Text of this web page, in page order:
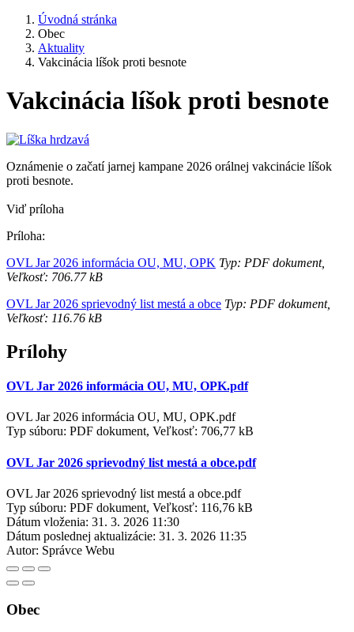
Úvodná stránka
Obec
Aktuality
Vakcinácia líšok proti besnote
Vakcinácia líšok proti besnote
Oznámenie o začatí jarnej kampane 2026 orálnej vakcinácie líšok
proti besnote.
Viď príloha
Príloha:
OVL Jar 2026 informácia OU, MU, OPK Typ: PDF dokument,
Veľkosť: 706.77 kB
OVL Jar 2026 sprievodný list mestá a obce Typ: PDF dokument,
Veľkosť: 116.76 kB
Prílohy
OVL Jar 2026 informácia OU, MU, OPK.pdf
OVL Jar 2026 informácia OU, MU, OPK.pdf
Typ súboru: PDF dokument, Veľkosť: 706,77 kB
OVL Jar 2026 sprievodný list mestá a obce.pdf
OVL Jar 2026 sprievodný list mestá a obce.pdf
Typ súboru: PDF dokument, Veľkosť: 116,76 kB
Dátum vloženia: 31. 3. 2026 11:30
Dátum poslednej aktualizácie: 31. 3. 2026 11:35
Autor: Správce Webu
Obec